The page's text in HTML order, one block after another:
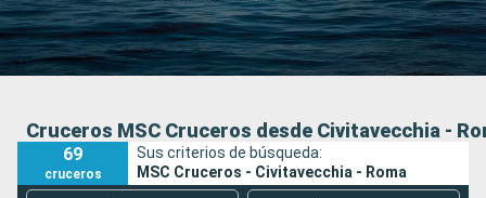
Fecha de salida
Buscar
Cruceros MSC Cruceros desde Civitavecchia -
69
cruceros
Sus criterios de búsqueda:
MSC Cruceros - Civitavecchia - Roma